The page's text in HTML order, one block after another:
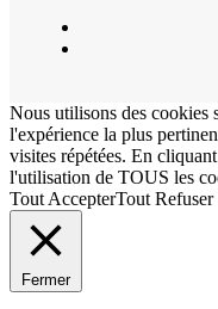
Nous utilisons des cookies
l'expérience la plus
visites répétées. En
l'utilisation de TOUS les
Tout AccepterTout Refuser
Fermer